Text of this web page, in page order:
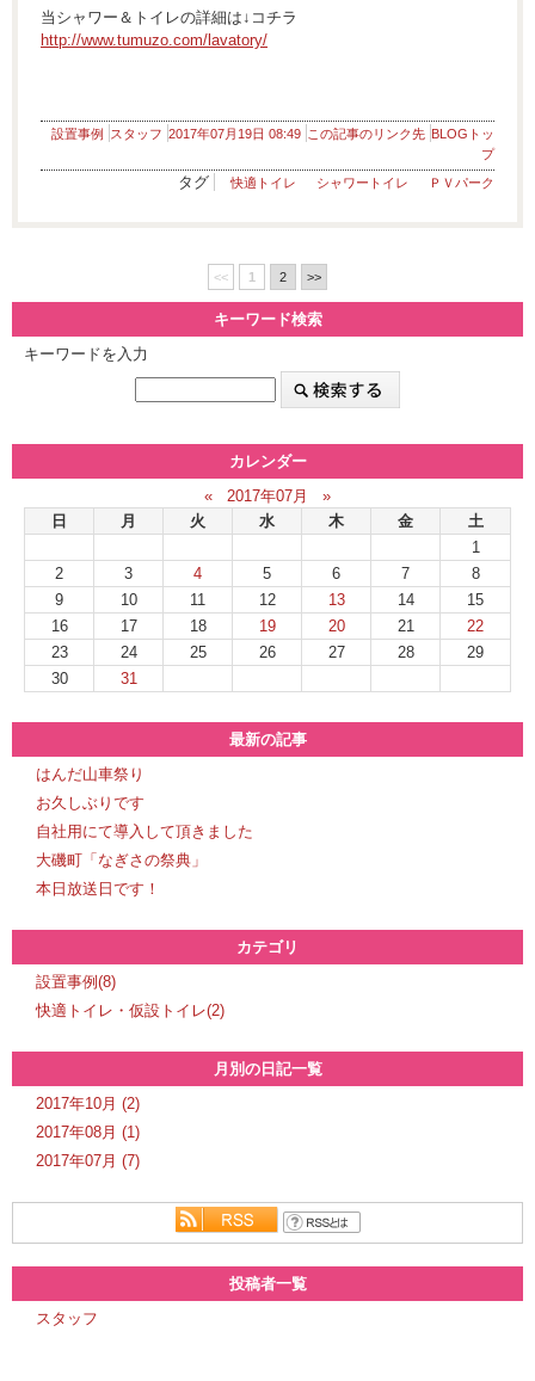
当シャワー＆トイレの詳細は↓コチラ
http://www.tumuzo.com/lavatory/
設置事例 スタッフ 2017年07月19日 08:49 この記事のリンク先 BLOGトッ
プ
タグ 快適トイレ シャワートイレ ＰＶパーク
<< 1 2 >>
キーワード検索
キーワードを入力
カレンダー
«
2017年07月
»
日
月 火 水 木 金
土
1
2
3 4 5 6 7
8
9
10 11 12 13 14
15
16
17 18 19 20 21
22
23
24 25 26 27 28
29
30
31
最新の記事
はんだ山車祭り
お久しぶりです
自社用にて導入して頂きました
大磯町「なぎさの祭典」
本日放送日です！
カテゴリ
設置事例(8)
快適トイレ・仮設トイレ(2)
月別の日記一覧
2017年10月 (2)
2017年08月 (1)
2017年07月 (7)
投稿者一覧
スタッフ